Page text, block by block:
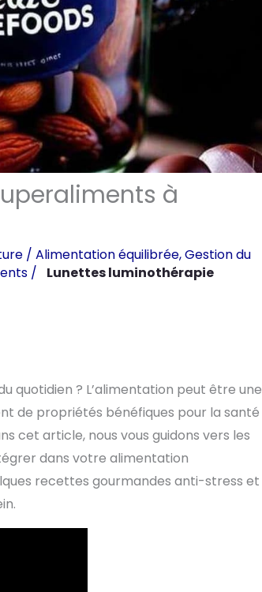
à
/ Alimentation équilibrée,Gestion du
/
Lunettes luminothérapie
quotidien ? L’alimentation peut être une
de propriétés bénéfiques pour la santé
cet article, nous vous guidons vers les
dans votre alimentation
recettes gourmandes anti-stress et